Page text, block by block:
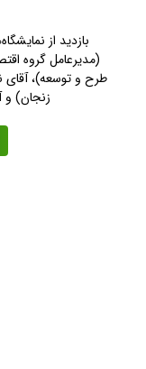
بازدید از
(مدیرعامل گروه
طرح و توسعه)، آقای
زنجان) و